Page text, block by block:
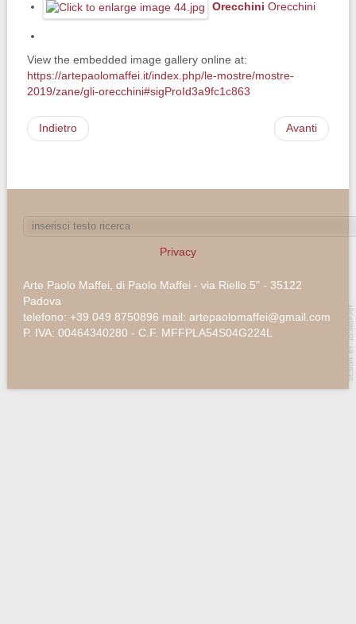
Orecchini Orecchini
View the embedded image gallery online at:
https://artepaolomaffei.it/index.php/le-mostre/mostre-
2019/zane/gli-orecchini#sigProId3a9fc1c863
Indietro Avanti
Privacy
Arte Paolo Maffei, di Paolo Maffei - via Riello 5" - 35122
Padova
telefono: +39 049 8750896 mail: artepaolomaffei@gmail.com
P. IVA: 00464340280 - C.F. MFFPLA54S04G224L